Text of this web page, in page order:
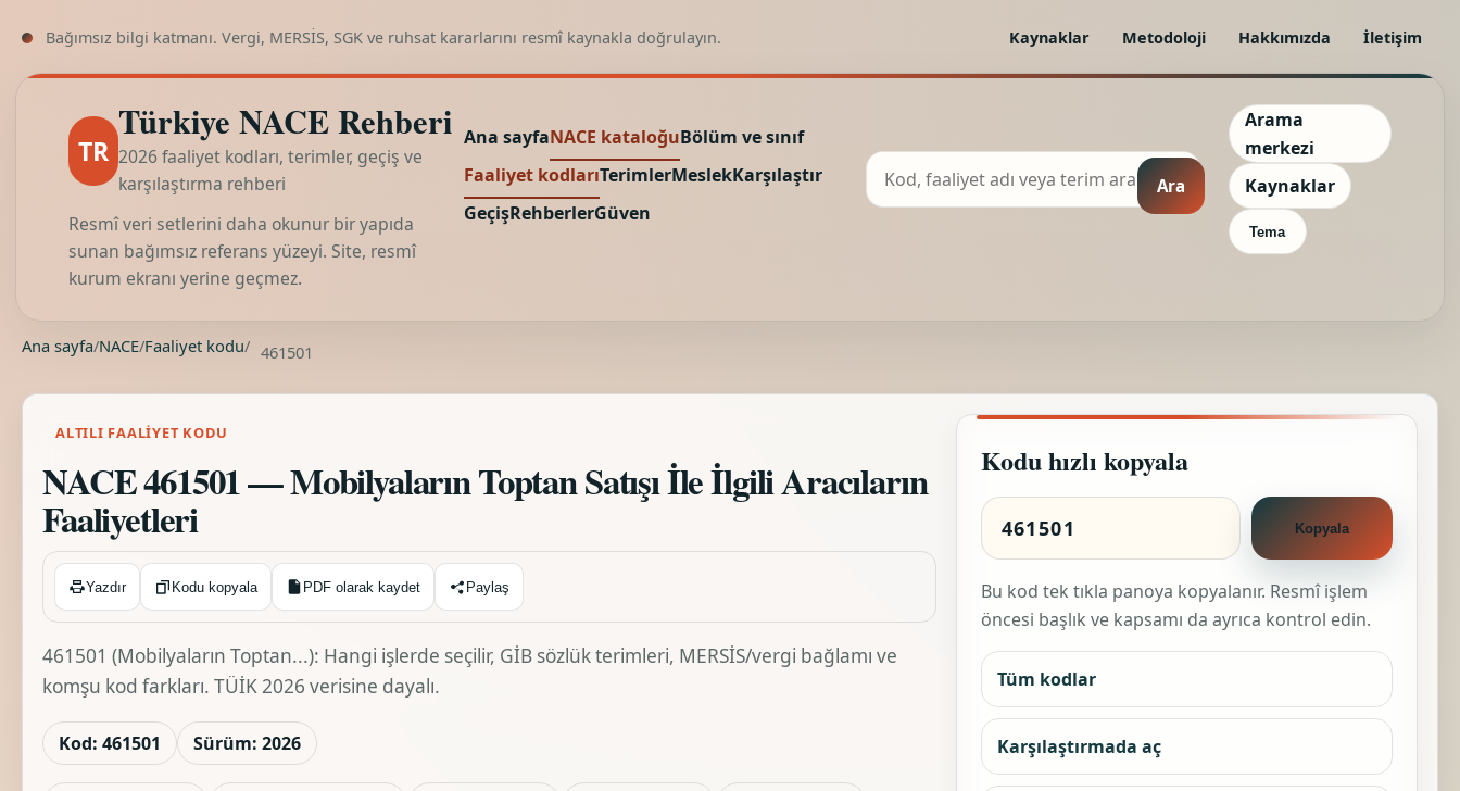
Bağımsız bilgi katmanı. Vergi, MERSİS, SGK ve ruhsat kararlarını resmî kaynakla doğrulayın. Kaynaklar Metodoloji Hakkımızda İletişim
TR
Türkiye NACE Rehberi
2026 faaliyet kodları, terimler, geçiş ve
karşılaştırma rehberi
Resmî veri setlerini daha okunur bir yapıda
sunan bağımsız referans yüzeyi. Site, resmî
kurum ekranı yerine geçmez.
Ana sayfaNACE kataloğuBölüm ve sınıf
Faaliyet kodlarıTerimlerMeslekKarşılaştır
GeçişRehberlerGüven
Ara
Arama
merkezi
Kaynaklar
Tema
Ana sayfa/NACE/Faaliyet kodu/ 461501
ALTILI FAALIYET KODU
NACE 461501 — Mobilyaların Toptan Satışı İle İlgili Aracıların
Faaliyetleri
Yazdır Kodu kopyala PDF olarak kaydet Paylaş
Kopyalandı ✓
461501 (Mobilyaların Toptan...): Hangi işlerde seçilir, GİB sözlük terimleri, MERSİS/vergi bağlamı ve
komşu kod farkları. TÜİK 2026 verisine dayalı.
Kod: 461501 Sürüm: 2026
Kodu hızlı kopyala
Kopyala
Bu kod tek tıkla panoya kopyalanır. Resmî işlem
öncesi başlık ve kapsamı da ayrıca kontrol edin.
Tüm kodlar
Karşılaştırmada aç